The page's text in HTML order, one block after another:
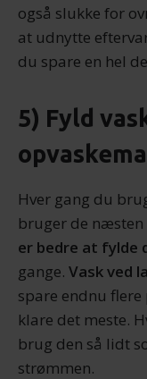
også slukke for
at udnytte
du spare en hel
5) Fyld
Hver gang du
bruger de næsten
er bedre at fylde
gange. Vask ved
spare endnu
klare det meste.
brug den så lidt
strømmen.